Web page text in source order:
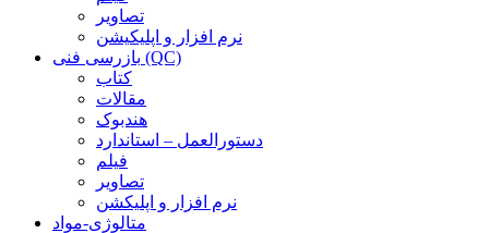
تصاویر
نرم افزار و اپلیکیشن
بازرسی فنی (QC)
کتاب
مقالات
هندبوک
دستورالعمل – استاندارد
فیلم
تصاویر
نرم افزار و اپلیکشن
متالوژی-مواد